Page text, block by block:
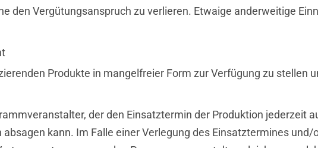
den Vergütungsanspruch zu verlieren. Etwaige anderweitige
Produkte in mangelfreier Form zur Verfügung zu stellen
der den Einsatztermin der Produktion jederzeit
kann. Im Falle einer Verlegung des Einsatztermines